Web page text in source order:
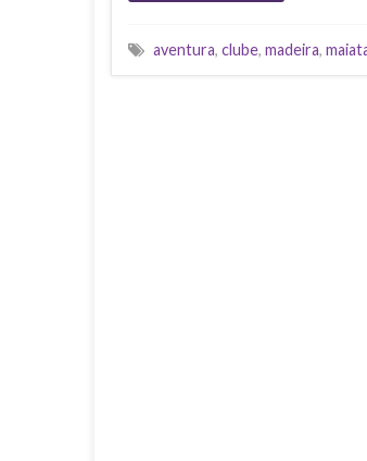
aventura, clube, madeira,